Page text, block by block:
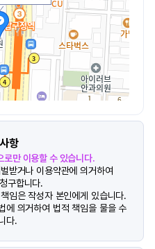
항
로만 이용할 수 있습니다.
받거나 이용약관에 의거하여
구합니다.
임은 작성자 본인에게 있습니다.
에 의거하여 법적 책임을 물을 수
다.